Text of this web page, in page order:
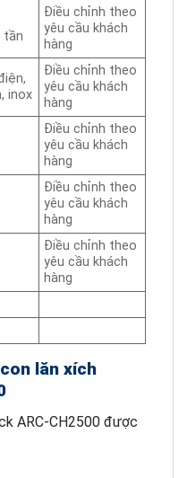
tần
Điều chỉnh theo
yêu cầu khách
hàng
inox
Điều chỉnh theo
yêu cầu khách
hàng
Điều chỉnh theo
yêu cầu khách
hàng
Điều chỉnh theo
yêu cầu khách
hàng
Điều chỉnh theo
yêu cầu khách
hàng
lăn xích
ARC-CH2500 được